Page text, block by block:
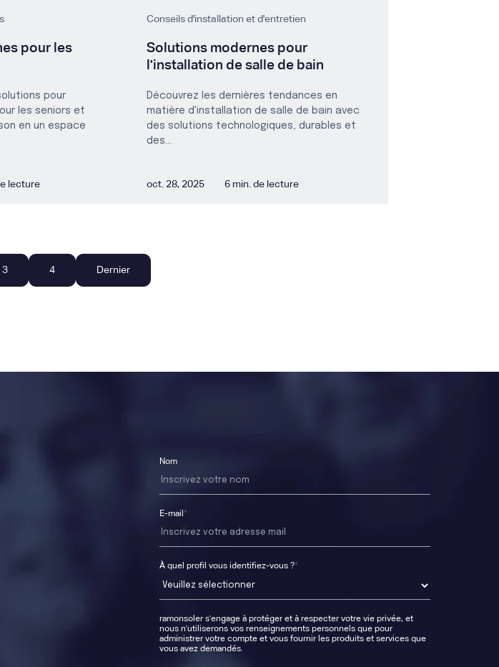
pour les
pour
les seniors et
en un espace
lecture
Conseils d'installation et d'entretien
Solutions modernes pour
l'installation de salle de bain
Découvrez les dernières tendances en
matière d'installation de salle de bain avec
des solutions technologiques, durables et
des...
oct. 28, 2025 6 min. de lecture
3 4 Dernier
Nom
E-mail *
À quel profil vous identifiez-vous ?*
ramonsoler s'engage à protéger et à respecter votre vie privée, et
nous n'utiliserons vos renseignements personnels que pour
administrer votre compte et vous fournir les produits et services que
vous avez demandés.